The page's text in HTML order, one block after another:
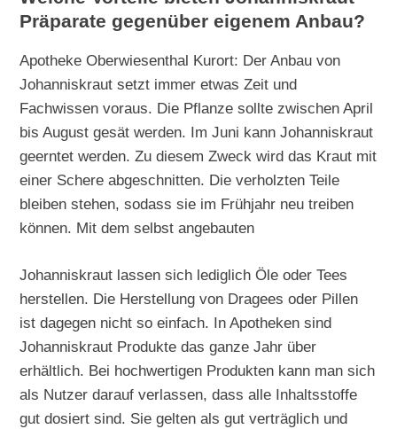
Präparate gegenüber eigenem Anbau?
Apotheke Oberwiesenthal Kurort: Der Anbau von
Johanniskraut setzt immer etwas Zeit und
Fachwissen voraus. Die Pflanze sollte zwischen April
bis August gesät werden. Im Juni kann Johanniskraut
geerntet werden. Zu diesem Zweck wird das Kraut mit
einer Schere abgeschnitten. Die verholzten Teile
bleiben stehen, sodass sie im Frühjahr neu treiben
können. Mit dem selbst angebauten
Johanniskraut lassen sich lediglich Öle oder Tees
herstellen. Die Herstellung von Dragees oder Pillen
ist dagegen nicht so einfach. In Apotheken sind
Johanniskraut Produkte das ganze Jahr über
erhältlich. Bei hochwertigen Produkten kann man sich
als Nutzer darauf verlassen, dass alle Inhaltsstoffe
gut dosiert sind. Sie gelten als gut verträglich und